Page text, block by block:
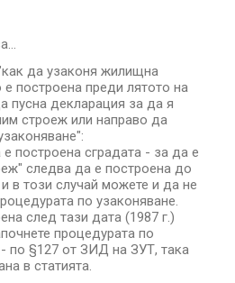
да узаконя жилищна
е построена преди лятото на
пусна декларация за да я
строеж или направо да
построена сградата - за да е
следва да е построена до
и в този случай можете и да не
по узаконяване.
след тази дата (1987 г.)
процедурата по
по §127 от ЗИД на ЗУТ, така
в статията.